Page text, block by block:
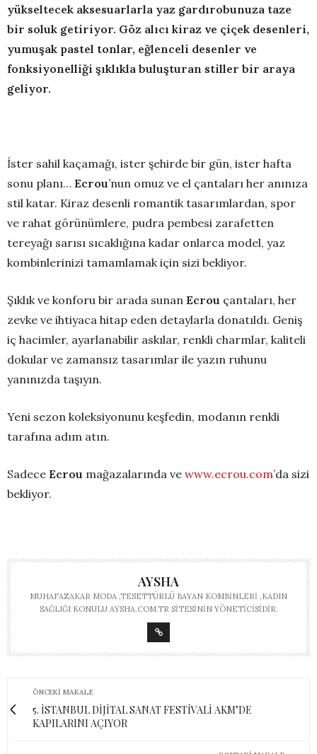
yükseltecek aksesuarlarla yaz gardırobunuza taze
bir soluk getiriyor. Göz alıcı kiraz ve çiçek desenleri,
yumuşak pastel tonlar, eğlenceli desenler ve
fonksiyonelliği şıklıkla buluşturan stiller bir araya
geliyor.
İster sahil kaçamağı, ister şehirde bir gün, ister hafta
sonu planı… Ecrou’nun omuz ve el çantaları her anınıza
stil katar. Kiraz desenli romantik tasarımlardan, spor
ve rahat görünümlere, pudra pembesi zarafetten
tereyağı sarısı sıcaklığına kadar onlarca model, yaz
kombinlerinizi tamamlamak için sizi bekliyor.
Şıklık ve konforu bir arada sunan Ecrou çantaları, her
zevke ve ihtiyaca hitap eden detaylarla donatıldı. Geniş
iç hacimler, ayarlanabilir askılar, renkli charmlar, kaliteli
dokular ve zamansız tasarımlar ile yazın ruhunu
yanınızda taşıyın.
Yeni sezon koleksiyonunu keşfedin, modanın renkli
tarafına adım atın.
Sadece Ecrou mağazalarında ve www.ecrou.com’da sizi
bekliyor.
AYSHA
MUHAFAZAKAR MODA ,TESETTÜRLÜ BAYAN KOMBINLERI ,KADIN
SAĞLIĞI KONULU AYSHA.COM.TR SITESININ YÖNETICISIDIR.
ÖNCEKI MAKALE
5. İSTANBUL DİJİTAL SANAT FESTİVALİ AKM’DE
KAPILARINI AÇIYOR